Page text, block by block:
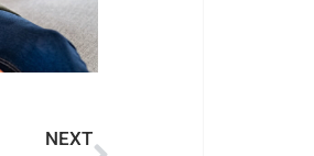
NEXT